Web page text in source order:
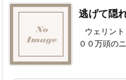
逃げて隠
ウェリン
００万頭の